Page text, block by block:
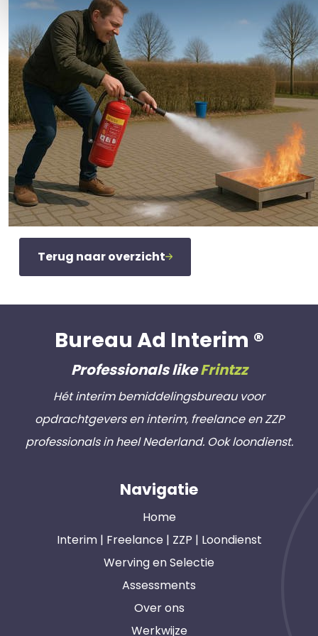
Terug naar overzicht
Bureau Ad Interim ®
Professionals likeFrintzz
Hét interim bemiddelingsbureau voor
opdrachtgevers en interim, freelance en ZZP
professionals in heel Nederland. Ook loondienst.
Navigatie
Home
Interim | Freelance | ZZP | Loondienst
Werving en Selectie
Assessments
Over ons
Werkwijze